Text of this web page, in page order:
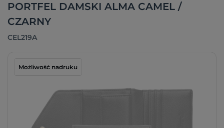
PORTFEL DAMSKI ALMA CAMEL /
CZARNY
CEL219A
Możliwość nadruku